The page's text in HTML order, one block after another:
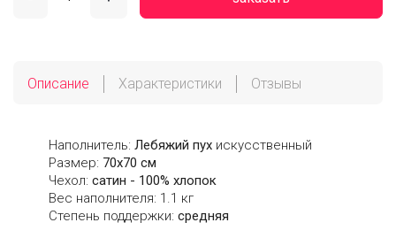
Описание Характеристики Отзывы
Наполнитель: Лебяжий пух искусственный
Размер: 70х70 см
Чехол: сатин - 100% хлопок
Вес наполнителя: 1.1 кг
Степень поддержки: средняя